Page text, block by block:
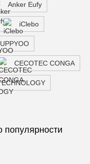
Anker Eufy
iClebo
CECOTEC CONGA
популярности